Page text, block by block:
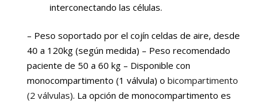
interconectando las células.
– Peso soportado por el cojín celdas de aire, desde
40 a 120kg (según medida) – Peso recomendado
paciente de 50 a 60 kg – Disponible con
monocompartimento (1 válvula) o bicompartimento
(2 válvulas). La opción de monocompartimento es